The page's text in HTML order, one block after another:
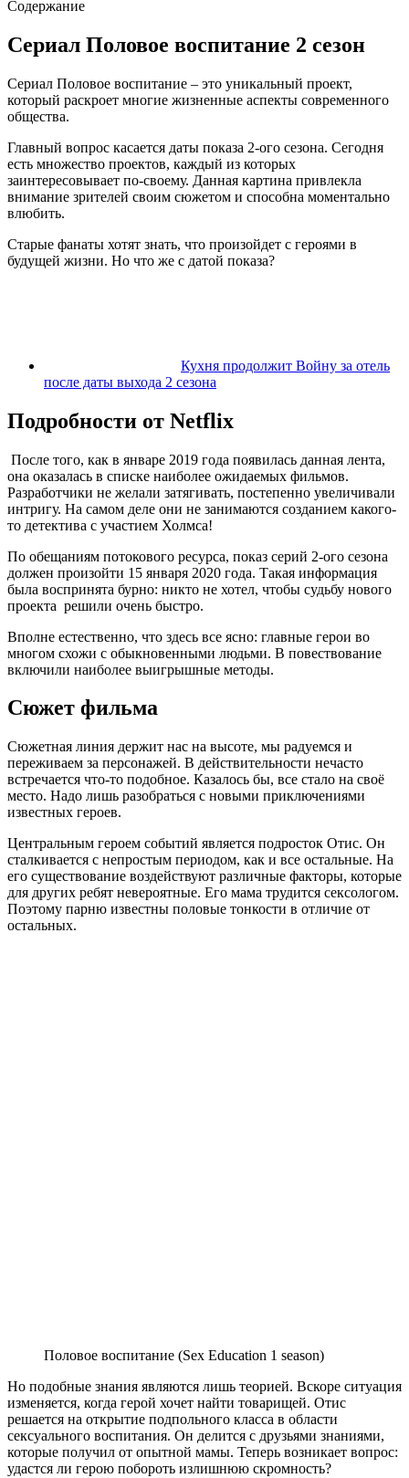
Содержание
Сериал Половое воспитание 2 сезон
Сериал Половое воспитание – это уникальный проект,
который раскроет многие жизненные аспекты современного
общества.
Главный вопрос касается даты показа 2-ого сезона. Сегодня
есть множество проектов, каждый из которых
заинтересовывает по-своему. Данная картина привлекла
внимание зрителей своим сюжетом и способна моментально
влюбить.
Старые фанаты хотят знать, что произойдет с героями в
будущей жизни. Но что же с датой показа?
Кухня продолжит Войну за отель
после даты выхода 2 сезона
Подробности от Netflix
После того, как в январе 2019 года появилась данная лента,
она оказалась в списке наиболее ожидаемых фильмов.
Разработчики не желали затягивать, постепенно увеличивали
интригу. На самом деле они не занимаются созданием какого-
то детектива с участием Холмса!
По обещаниям потокового ресурса, показ серий 2-ого сезона
должен произойти 15 января 2020 года. Такая информация
была воспринята бурно: никто не хотел, чтобы судьбу нового
проекта решили очень быстро.
Вполне естественно, что здесь все ясно: главные герои во
многом схожи с обыкновенными людьми. В повествование
включили наиболее выигрышные методы.
Сюжет фильма
Сюжетная линия держит нас на высоте, мы радуемся и
переживаем за персонажей. В действительности нечасто
встречается что-то подобное. Казалось бы, все стало на своё
место. Надо лишь разобраться с новыми приключениями
известных героев.
Центральным героем событий является подросток Отис. Он
сталкивается с непростым периодом, как и все остальные. На
его существование воздействуют различные факторы, которые
для других ребят невероятные. Его мама трудится сексологом.
Поэтому парню известны половые тонкости в отличие от
остальных.
Половое воспитание (Sex Education 1 season)
Но подобные знания являются лишь теорией. Вскоре ситуация
изменяется, когда герой хочет найти товарищей. Отис
решается на открытие подпольного класса в области
сексуального воспитания. Он делится с друзьями знаниями,
которые получил от опытной мамы. Теперь возникает вопрос:
удастся ли герою побороть излишнюю скромность?